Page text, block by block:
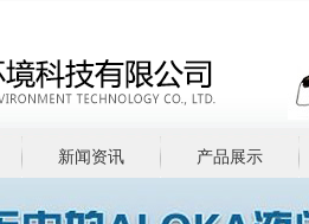
新闻资讯 产品展示